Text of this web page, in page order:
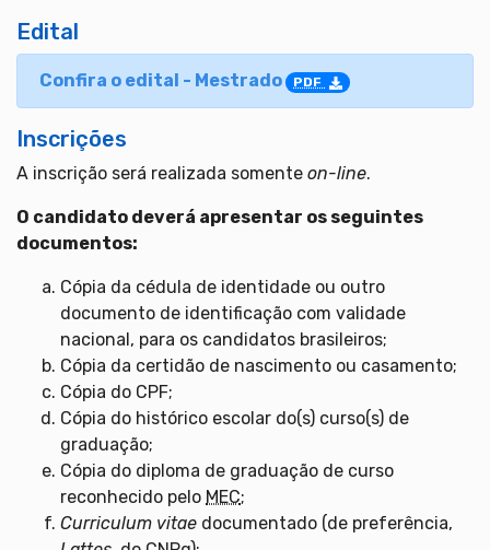
Edital
Confira o edital - Mestrado PDF
Inscrições
A inscrição será realizada somente on-line.
O candidato deverá apresentar os seguintes
documentos:
Cópia da cédula de identidade ou outro
documento de identificação com validade
nacional, para os candidatos brasileiros;
Cópia da certidão de nascimento ou casamento;
Cópia do CPF;
Cópia do histórico escolar do(s) curso(s) de
graduação;
Cópia do diploma de graduação de curso
reconhecido pelo MEC;
Curriculum vitae documentado (de preferência,